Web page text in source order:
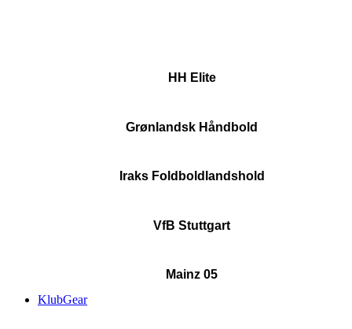
HH Elite
Grønlandsk Håndbold
Iraks Foldboldlandshold
VfB Stuttgart
Mainz 05
KlubGear